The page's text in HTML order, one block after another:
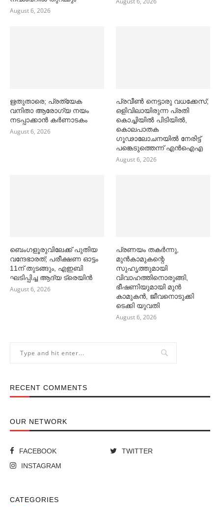
August 6, 2026
ഋതുതാരെ; പ്രത്യേക
വനിതാ ആരോഗ്യ നയം
നടപ്പാക്കാൻ കര്‍ണാടകം
August 6, 2026
പ്രവീൺ നെട്ടാരു വധക്കേസ്;
ഒളിവിലായിരുന്ന പ്രതി
കൊച്ചിയിൽ പിടിയിൽ,
കൊലപാതക
ഗൂഢാലോചനയിൽ നേരിട്ട്
പങ്കെടുത്തെന്ന് എൻഐഎ
August 6, 2026
ബെംഗളൂരുവിലേക്ക് പുതിയ
വന്ദേഭാരത്; പരീക്ഷണ ഓട്ടം
11ന് തുടങ്ങും, എഇബി
ഘടിപ്പിച്ച ആദ്യ ട്രെയിന്‍
August 6, 2026
പ്രണയം തകര്‍ന്നു,
മുൻകാമുകന്റെ
സുഹൃത്തുമായി
വിവാഹത്തിനൊരുങ്ങി,
ഭീഷണിയുമായി മുൻ
കാമുകൻ, ജീവനൊടുക്കി
ടെക്കി യുവതി
August 6, 2026
RECENT COMMENTS
OUR NETWORK
FACEBOOK
TWITTER
INSTAGRAM
CATEGORIES